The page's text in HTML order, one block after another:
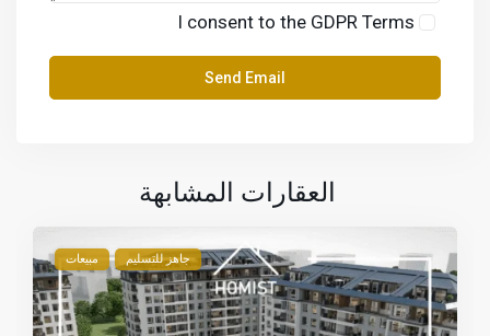
I consent to the GDPR Terms
العقارات المشابهة
مبيعات جاهز للتسليم